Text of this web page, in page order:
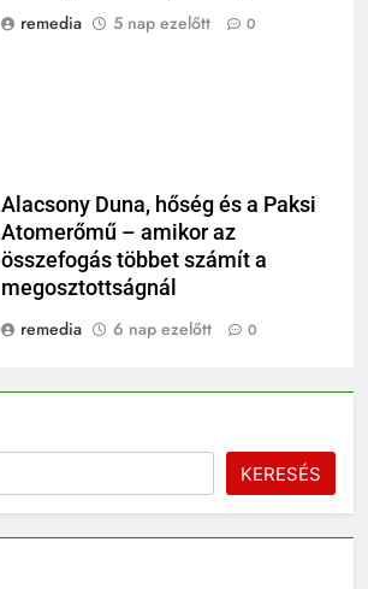
remedia
5 nap ezelőtt 0
Alacsony Duna, hőség és a Paksi
Atomerőmű – amikor az
összefogás többet számít a
megosztottságnál
remedia
6 nap ezelőtt 0
KERESÉS